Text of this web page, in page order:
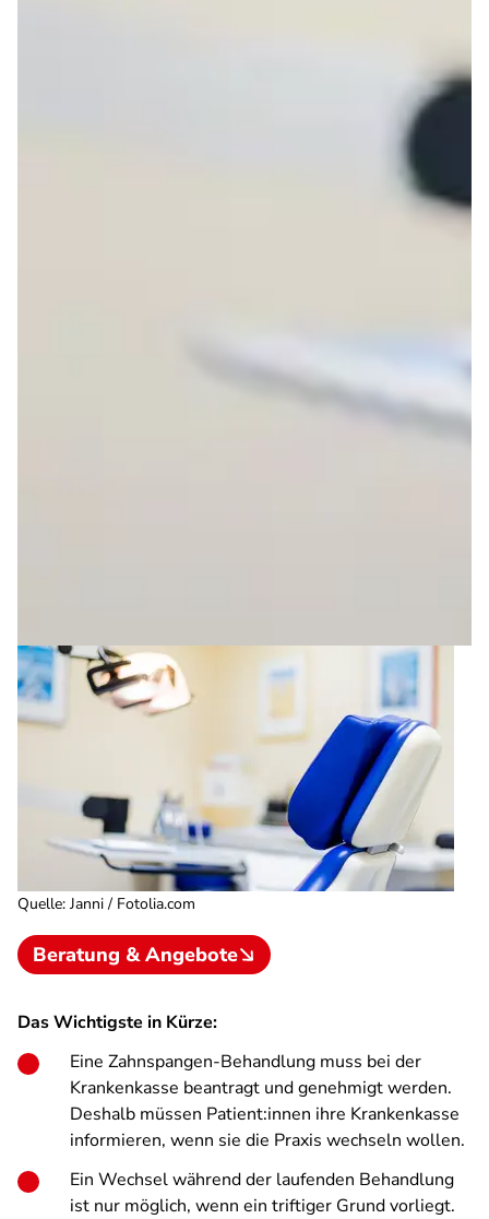
Quelle: Janni / Fotolia.com
Beratung & Angebote
Das Wichtigste in Kürze:
Eine Zahnspangen-Behandlung muss bei der
Krankenkasse beantragt und genehmigt werden.
Deshalb müssen Patient:innen ihre Krankenkasse
informieren, wenn sie die Praxis wechseln wollen.
Ein Wechsel während der laufenden Behandlung
ist nur möglich, wenn ein triftiger Grund vorliegt.